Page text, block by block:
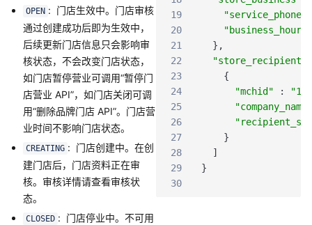
OPEN : 门店生效中。门店审核
通过创建成功后即为生效中，
后续更新门店信息只会影响审
核状态，不会改变门店状态，
如门店暂停营业可调用“暂停门
店营业 API”，如门店关闭可调
用“删除品牌门店 API”。门店营
业时间不影响门店状态。
CREATING : 门店创建中。在创
建门店后，门店资料正在审
核。审核详情请查看审核状
态。
CLOSED : 门店停业中。不可用
19
"service_phone"
20
"business_hours"
21
} ,
22
"store_recipient"
23
{
24
"mchid" :
25
"company_name"
26
27
}
28
]
29
}
30